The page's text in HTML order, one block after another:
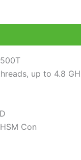
up to 4.8
Con